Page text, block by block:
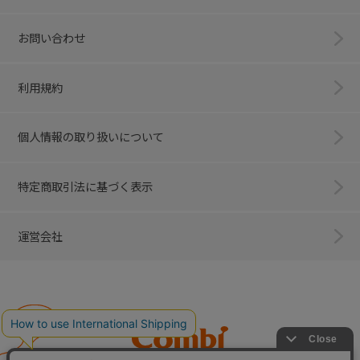
お問い合わせ
利用規約
個人情報の取り扱いについて
特定商取引法に基づく表示
運営会社